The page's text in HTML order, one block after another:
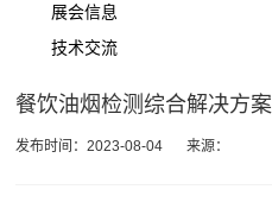
展会信息
技术交流
餐饮油烟检测综合解决方案
发布时间：2023-08-04 来源：